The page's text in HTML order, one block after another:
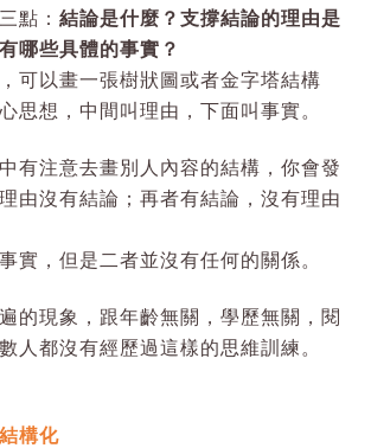
點： 結論是什麼？支撐結論的理由是
哪些具體的事實？
可以畫一張樹狀圖或者金字塔結構
思想，中間叫理由，下面叫事實。
有注意去畫別人內容的結構，你會發
由沒有結論；再者有結論，沒有理由
實，但是二者並沒有任何的關係。
的現象，跟年齡無關，學歷無關，閱
人都沒有經歷過這樣的思維訓練。
構化